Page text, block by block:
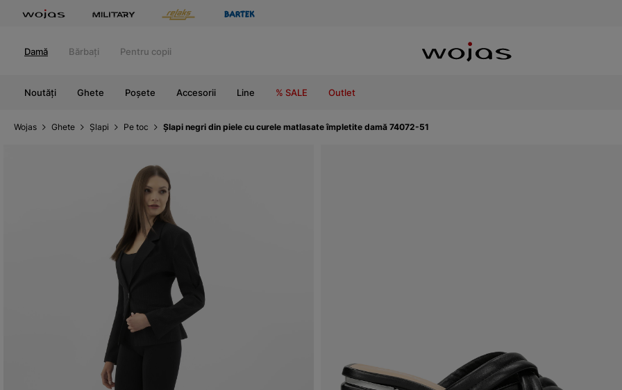
Damă Bărbați Pentru copii
Noutăți Ghete Poșete Accesorii Line % SALE Outlet
Wojas Ghete Șlapi Pe toc Șlapi negri din piele cu curele matlasate împletite damă 74072-51